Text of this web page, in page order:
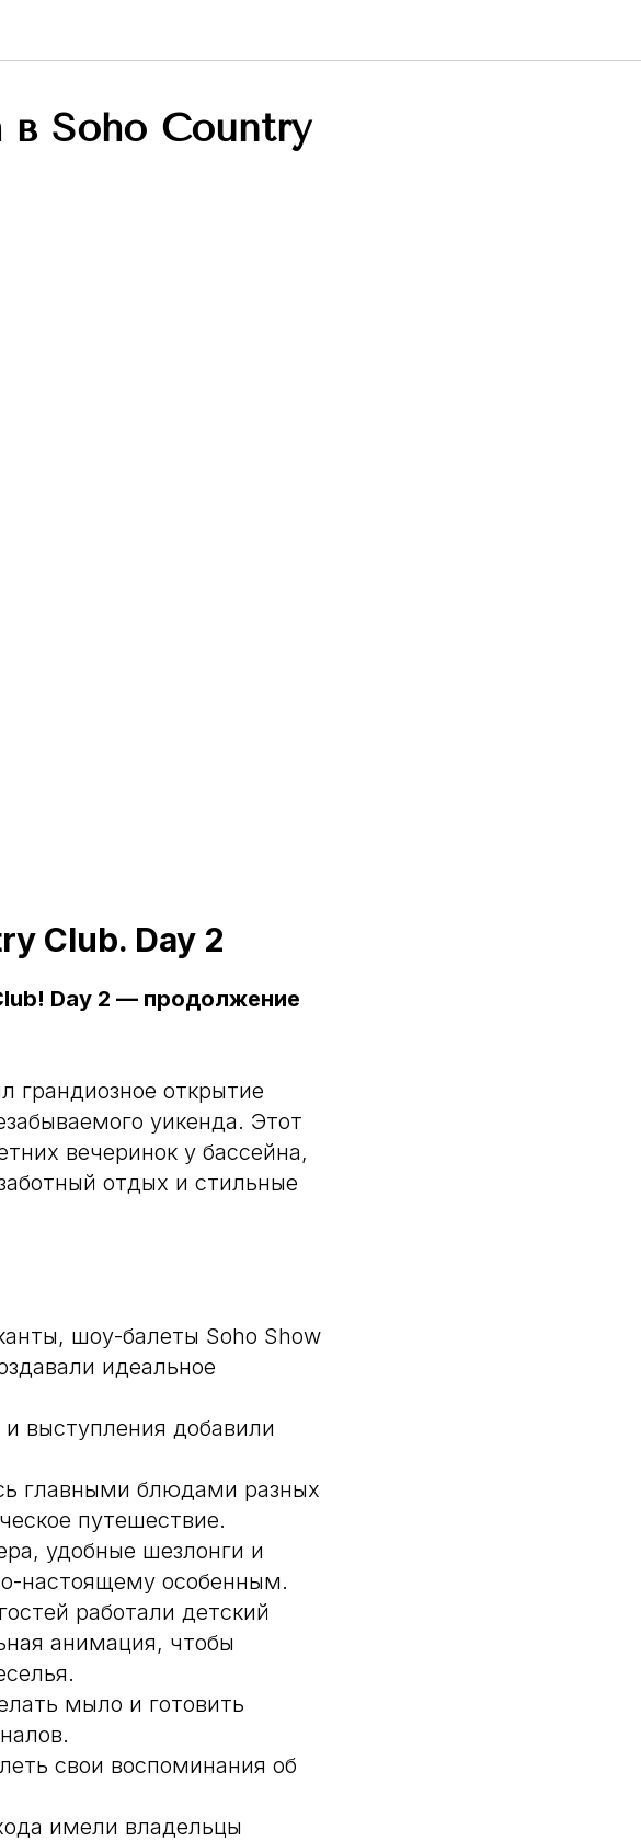
в Soho Country
Club. Day 2
Day 2 — продолжение
грандиозное открытие
уикенда. Этот
вечеринок у бассейна,
отдых и стильные
шоу-балеты Soho Show
идеальное
выступления добавили
главными блюдами разных
путешествие.
удобные шезлонги и
настоящему особенным.
работали детский
анимация, чтобы
мыло и готовить
свои воспоминания об
имели владельцы
с3,